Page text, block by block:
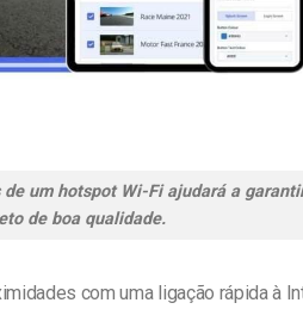
um hotspot Wi-Fi ajudará a
de boa qualidade.
com uma ligação rápida à